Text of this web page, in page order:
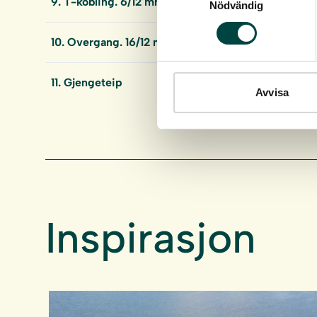
Nödvändig
Avvisa
10. Overgang. 16/12 mm
11. Gjengeteip
Inspirasjon